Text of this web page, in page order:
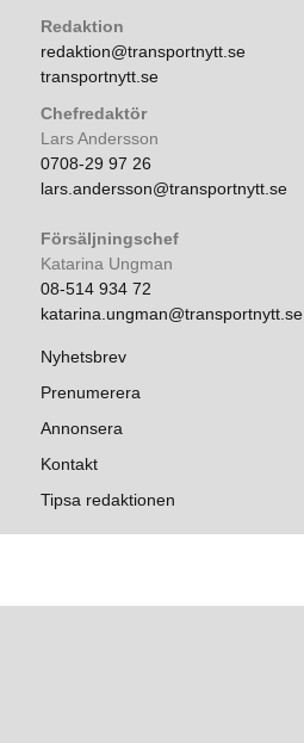
Redaktion
redaktion@transportnytt.se
transportnytt.se
Chefredaktör
Lars Andersson
0708-29 97 26
lars.andersson@transportnytt.se
Försäljningschef
Katarina Ungman
08-514 934 72
katarina.ungman@transportnytt.se
Nyhetsbrev
Prenumerera
Annonsera
Kontakt
Tipsa redaktionen